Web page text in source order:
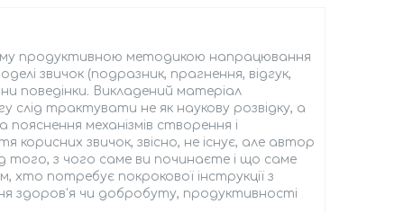
продуктивною методикою напрацювання
звичок (подразник, прагнення, відгук,
поведінки. Викладений матеріал
слід трактувати не як наукову розвідку, а
механізмів створення і
звичок, звісно, не існує, але автор
того, з чого саме ви починаєте і що саме
хто потребує покрокової інструкції з
здоров'я чи добробуту, продуктивності